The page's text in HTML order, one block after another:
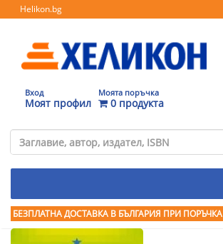
Helikon.bg
Вход
Моят профил
Моята поръчка
0 продукта
БЕЗПЛАТНА ДОСТАВКА В БЪЛГАРИЯ ПРИ ПОРЪЧКА